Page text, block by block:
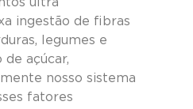
ultra
ingestão de fibras
legumes e
de açúcar,
nosso sistema
fatores